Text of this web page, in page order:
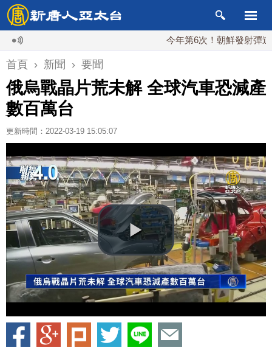
今年第6次！朝鮮發射彈道導彈
首頁 › 新聞 › 要聞
俄烏戰晶片荒未解 全球汽車恐減產
數百萬台
更新時間：2022-03-19 15:05:07